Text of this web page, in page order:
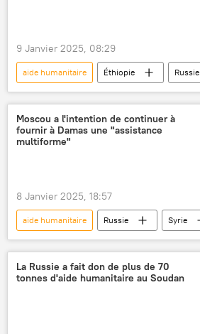
9 Janvier 2025, 08:29
aide humanitaire Éthiopie
Russie
PAM (Programme alimentaire mondial)
céréales
Moscou a l'intention de continuer à
fournir à Damas une "assistance
multiforme"
8 Janvier 2025, 18:57
aide humanitaire Russie
Syrie
ONU
Conseil de sécurité de l'Onu
La Russie a fait don de plus de 70
tonnes d'aide humanitaire au Soudan